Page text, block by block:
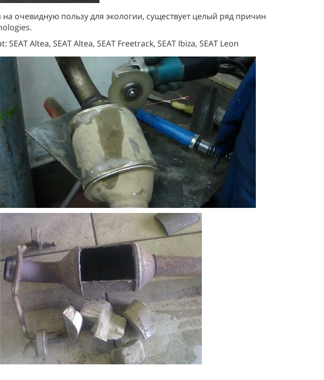
очевидную пользу для экологии, существует целый ряд причин
Altea, SEAT Altea, SEAT Freetrack, SEAT Ibiza, SEAT Leon